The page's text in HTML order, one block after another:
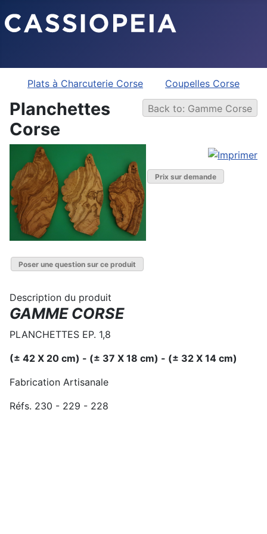
Plats à Charcuterie Corse Coupelles Corse
Back to: Gamme Corse
Planchettes
Corse
Prix sur demande
Poser une question sur ce produit
Description du produit
GAMME CORSE
PLANCHETTES EP. 1,8
(± 42 X 20 cm) - (± 37 X 18 cm) - (± 32 X 14 cm)
Fabrication Artisanale
Réfs. 230 - 229 - 228